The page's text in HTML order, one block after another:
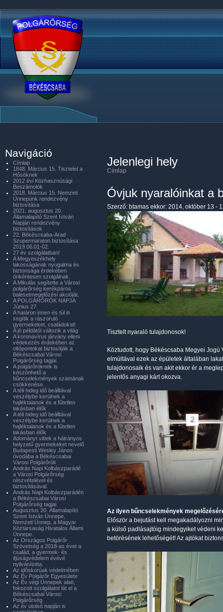
Jelenlegi hely
Címlap
Óvjuk nyaralóinkat a
Szerző: btamas ekkor: 2014, október 13 -
Tisztelt nyaraló tulajdonosok!
Köztudott, hogy Békéscsaba Megyei
elmúltával ezek az épületek általában
tulajdonosaik és van akit ekkor ér a
jelentős anyagi kárt okozva.
Az ilyen bűncselekmények
Először a bejutást kell megakadályozni
a külső padlásajtóig mindegyiket védeni
betörésének lehetőségét! Az ajtókat
Navigáció
Címlap
1848. Március 15. Tisztelet a
Hősöknek
2012 évi Közhasznúsági
Beszámolók
2018. Március 15. Nemzeti
Ünnepünk rendezvény
biztosítása
2021. augusztus 20.
Államalapító Szent István
Napján rendezvény
biztosítások
22, Békéscsaba-Arad
Szupermaraton biztosítása
2019.06.01-02.
27 év szolgálatban!
A Megyeszékhely
lakosságának nyugalma és
biztonsága érdekében
önkéntesen szolgálnak.
A Mikulás segítette a Városi
polgárőrség kerékpáros
balesetmegelőzési akcióját.
A POLGÁRŐRÖK NAPJA
Június 27.
A határon innen és túl is
segítik a rászoruló
gyermekeket, családokat!
A jó példától változik a világ
A koronavírus járvány elleni
védekezés érdekében az
oltópontokat biztosítják a
Békéscsabai Városi
Polgárőrség tagjai.
A polgárőröknek is
köszönhető a
bűncselekmények számának
csökkenése.
A téli hideg idő beálltával
veszélybe kerülnek a
hajléktalanok és a fűtetlen
lakásban élők
A téli hideg idő beálltával
veszélybe kerülnek a
hajléktalanok és a fűtetlen
lakásban élők
Adományt vittek a hátrányos
helyzetű gyermekeket nevelő
Budapesti Wesley János
óvodába a Békéscsabai
Városi Polgárőrök
András Napi Kolbászparádé
a Városi Polgárőrség
részvételével és
biztosításával.
András Napi Kolbászparádén
a Békéscsabai Városi
Polgárőrség tagjai.
Augusztus 20. Államalapító
Szent István Ünnepe,
Nemzeti Ünnep, a Magyar
Köztársaság Hivatalos Állami
Ünnepe.
Az Országos Polgárőr
Szövetség a 2018-as évet a
család, a gyermek- és
ifjúságvédelem évévé
nyilvánította.
Az időskorúak védelmében
Az Év Polgárőr Egyesülete
Az Év végi Ünnepek alatt,
fokozott szolgálatot lát el a
Békéscsabai Városi
Polgárőrség
Az év utolsó napján is